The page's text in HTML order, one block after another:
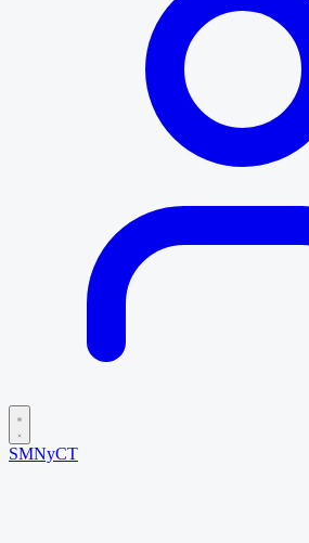
SMNyCT